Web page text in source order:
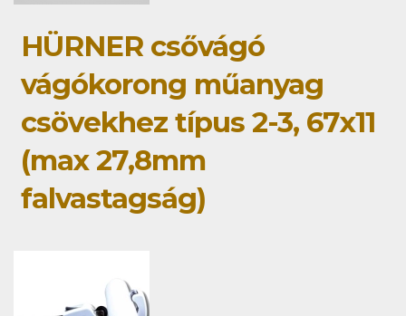
HÜRNER csővágó
vágókorong műanyag
csövekhez típus 2-3, 67x11
(max 27,8mm
falvastagság)